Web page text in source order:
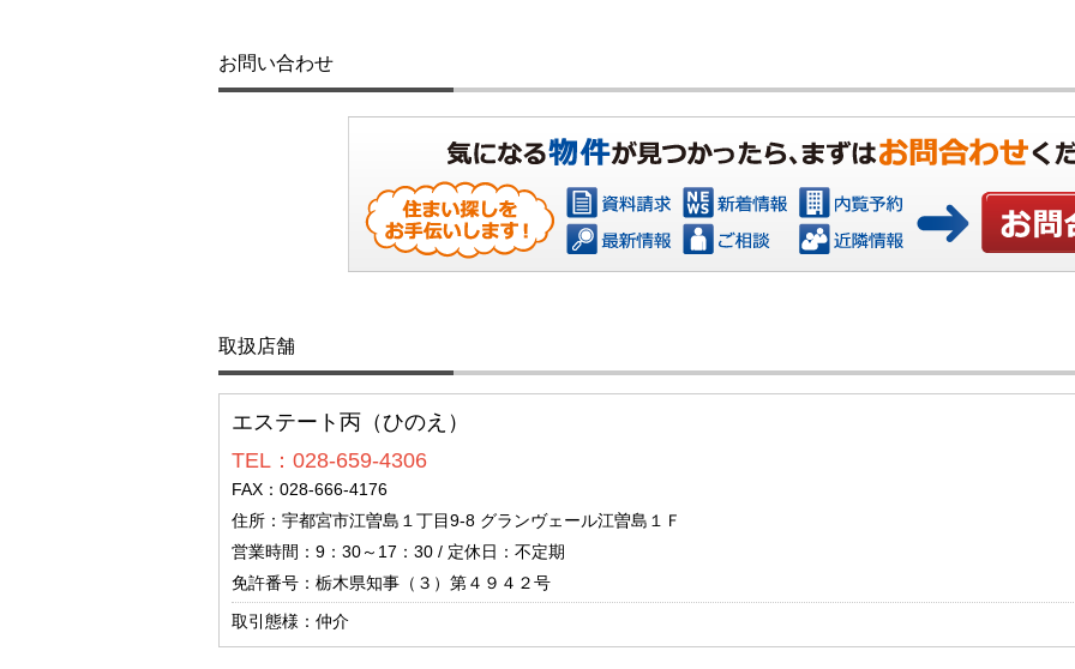
お問い合わせ
取扱店舗
エステート丙（ひのえ）
TEL：028-659-4306
FAX：028-666-4176
住所：宇都宮市江曽島１丁目9-8 グランヴェール江曽島１Ｆ
営業時間：9：30～17：30 / 定休日：不定期
免許番号：栃木県知事（３）第４９４２号
取引態様：仲介